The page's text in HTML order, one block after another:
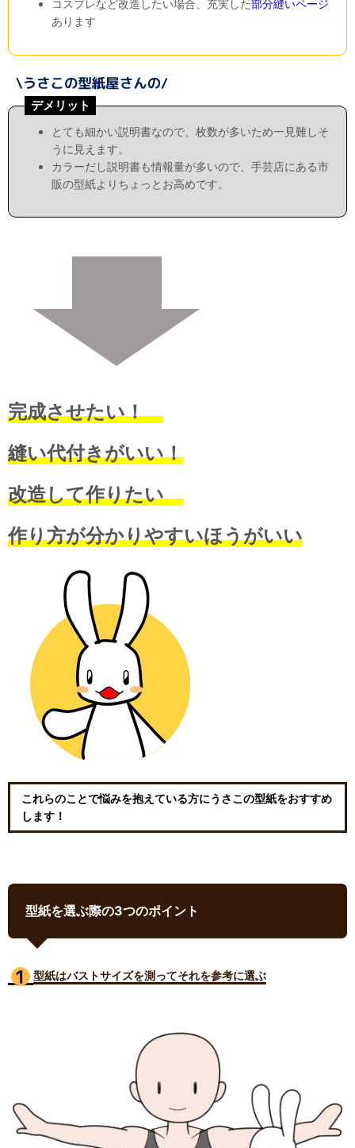
コスプレなど改造したい場合、充実した部分縫いページ
あります
デメリット
とても細かい説明書なので、枚数が多いため一見難しそ
うに見えます。
カラーだし説明書も情報量が多いので、手芸店にある市
販の型紙よりちょっとお高めです。
完成させたい！
縫い代付きがいい！
改造して作りたい
作り方が分かりやすいほうがいい
これらのことで悩みを抱えている方にうさこの型紙をおすすめ
します！
型紙を選ぶ際の3つのポイント
型紙はバストサイズを測ってそれを参考に選ぶ